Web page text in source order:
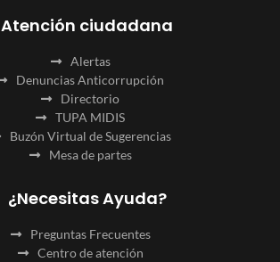
Atención ciudadana
Alertas
Denuncias Anticorrupción
Directorio
TUPA MIDIS
Buzón Virtual de Sugerencias
Mesa de partes
¿Necesitas Ayuda?
Preguntas Frecuentes
Centro de atención